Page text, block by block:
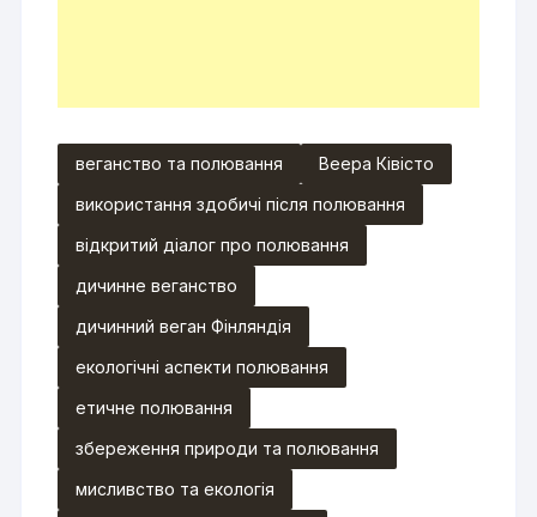
веганство та полювання
Веера Ківісто
використання здобичі після полювання
відкритий діалог про полювання
дичинне веганство
дичинний веган Фінляндія
екологічні аспекти полювання
етичне полювання
збереження природи та полювання
мисливство та екологія